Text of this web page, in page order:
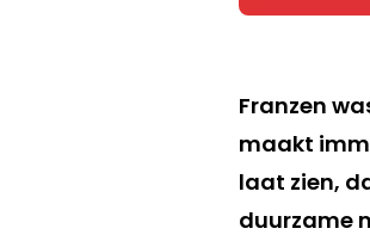
Franzen
maakt
laat zien,
duurzame